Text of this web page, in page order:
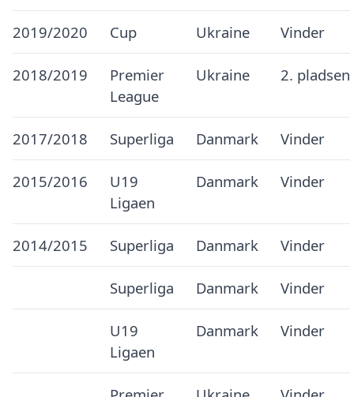
2019/2020 Cup Ukraine Vinder
2018/2019
Premier
League
Ukraine 2. pladsen
2017/2018 Superliga Danmark Vinder
2015/2016
U19
Ligaen
Danmark Vinder
2014/2015 Superliga Danmark Vinder
Superliga Danmark Vinder
U19
Ligaen
Danmark Vinder